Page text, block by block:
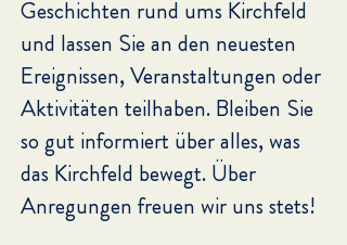
Geschichten rund ums Kirchfeld
und lassen Sie an den neuesten
Ereignissen, Veranstaltungen oder
Aktivitäten teilhaben. Bleiben Sie
so gut informiert über alles, was
das Kirchfeld bewegt. Über
Anregungen freuen wir uns stets!